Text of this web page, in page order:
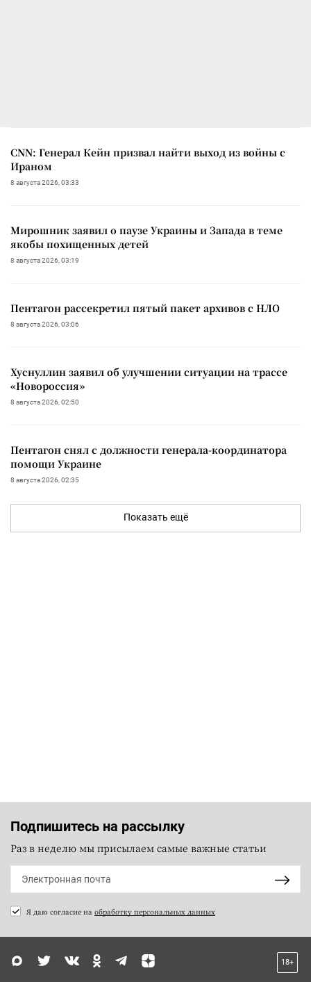
CNN: Генерал Кейн призвал найти выход из войны с
Ираном
8 августа 2026, 03:33
Мирошник заявил о паузе Украины и Запада в теме
якобы похищенных детей
8 августа 2026, 03:19
Пентагон рассекретил пятый пакет архивов с НЛО
8 августа 2026, 03:06
Хуснуллин заявил об улучшении ситуации на трассе
«Новороссия»
8 августа 2026, 02:50
Пентагон снял с должности генерала-координатора
помощи Украине
8 августа 2026, 02:35
Показать ещё
Подпишитесь на рассылку
Раз в неделю мы присылаем самые важные статьи
Я даю согласие на обработку персональных данных
18+